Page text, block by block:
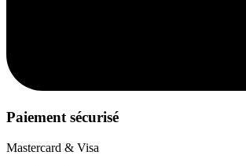
Paiement sécurisé
Mastercard & Visa